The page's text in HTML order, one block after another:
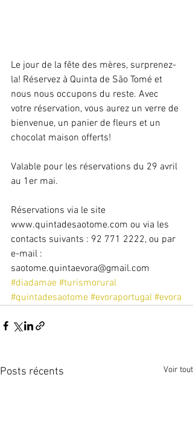
Le jour de la fête des mères, surprenez-
la! Réservez à Quinta de São Tomé et
nous nous occupons du reste. Avec
votre réservation, vous aurez un verre de
bienvenue, un panier de fleurs et un
chocolat maison offerts!
Valable pour les réservations du 29 avril
au 1er mai.
Réservations via le site
www.quintadesaotome.com ou via les
contacts suivants : 92 771 2222, ou par
e-mail :
saotome.quintaevora@gmail.com
#diadamae #turismorural
#quintadesaotome #evoraportugal #evora
Posts récents Voir tout